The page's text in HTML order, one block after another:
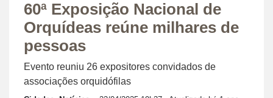
60ª Exposição Nacional de
Orquídeas reúne milhares de
pessoas
Evento reuniu 26 expositores convidados de
associações orquidófilas